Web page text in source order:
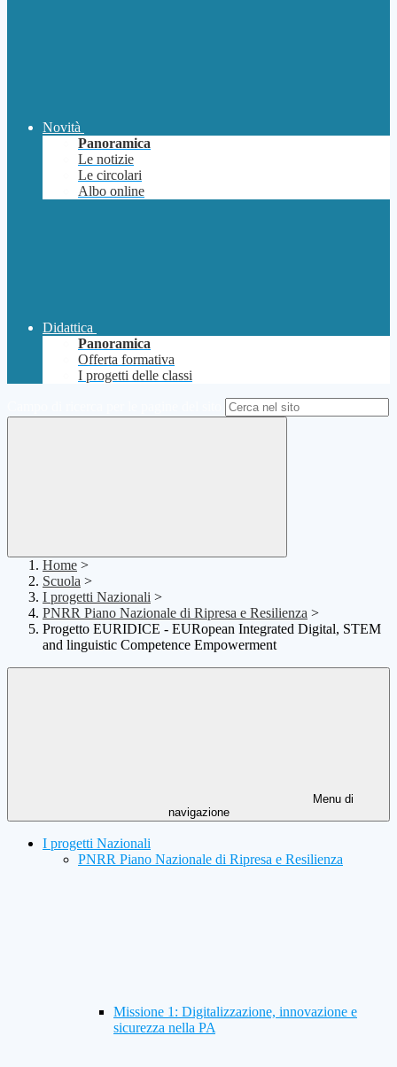
Novità
Panoramica
Le notizie
Le circolari
Albo online
Didattica
Panoramica
Offerta formativa
I progetti delle classi
Home >
Scuola >
I progetti Nazionali >
PNRR Piano Nazionale di Ripresa e Resilienza >
Progetto EURIDICE - EURopean Integrated Digital, STEM
and linguistic Competence Empowerment
Menu di
navigazione
I progetti Nazionali
PNRR Piano Nazionale di Ripresa e Resilienza
Missione 1: Digitalizzazione, innovazione e
sicurezza nella PA